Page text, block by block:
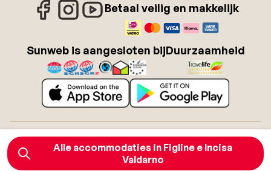
Alle accommodaties in Figline e Incisa
Valdarno
Betaal veilig en makkelijk
Sunweb is aangesloten bijDuurzaamheid
Over SunwebVacatures
Algemene voorwaarden zonvakantiesCookies
ToegankelijkheidsverklaringDisclaimer